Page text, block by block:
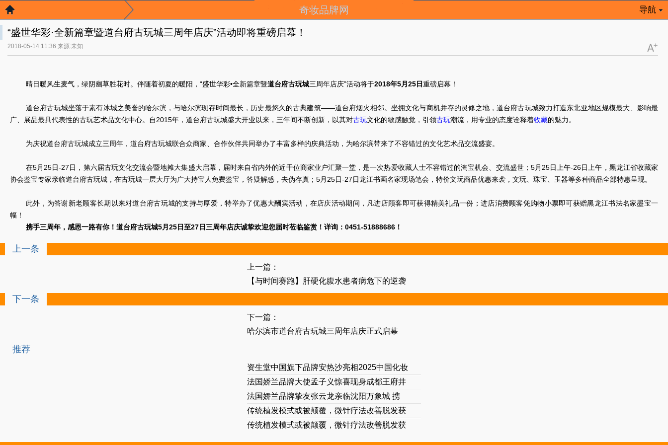
奇妆品牌网 导航
“盛世华彩·全新篇章暨道台府古玩城三周年店庆”活动即将重磅启幕！
2018-05-14 11:36 来源:未知
晴日暖风生麦气，绿阴幽草胜花时。伴随着初夏的暖阳，“盛世华彩•全新篇章暨道台府古玩城三周年店庆”活动将于2018年5月25日重磅启幕！
道台府古玩城坐落于素有冰城之美誉的哈尔滨，与哈尔滨现存时间最长，历史最悠久的古典建筑——道台府烟火相邻。坐拥文化与商机并存的灵修之地，道台府古玩城致力打造东北亚地区规模最大、影响最
广、展品最具代表性的古玩艺术品文化中心。自2015年，道台府古玩城盛大开业以来，三年间不断创新，以其对古玩文化的敏感触觉，引领古玩潮流，用专业的态度诠释着收藏的魅力。
为庆祝道台府古玩城成立三周年，道台府古玩城联合众商家、合作伙伴共同举办了丰富多样的庆典活动，为哈尔滨带来了不容错过的文化艺术品交流盛宴。
在5月25日-27日，第六届古玩文化交流会暨地摊大集盛大启幕，届时来自省内外的近千位商家业户汇聚一堂，是一次热爱收藏人士不容错过的淘宝机会、交流盛世；5月25日上午-26日上午，黑龙江省收藏家
协会鉴宝专家亲临道台府古玩城，在古玩城一层大厅为广大持宝人免费鉴宝，答疑解惑，去伪存真；5月25日-27日龙江书画名家现场笔会，特价文玩商品优惠来袭，文玩、珠宝、玉器等多种商品全部特惠呈现。
此外，为答谢新老顾客长期以来对道台府古玩城的支持与厚爱，特举办了优惠大酬宾活动，在店庆活动期间，凡进店顾客即可获得精美礼品一份；进店消费顾客凭购物小票即可获赠黑龙江书法名家墨宝一
幅！
携手三周年，感恩一路有你！道台府古玩城5月25日至27日三周年店庆诚挚欢迎您届时莅临鉴赏！ 详询：0451-51888686！
上一条
上一篇：
【与时间赛跑】肝硬化腹水患者病危下的逆袭
下一条
下一篇：
哈尔滨市道台府古玩城三周年店庆正式启幕
推荐
资生堂中国旗下品牌安热沙亮相2025中国化妆
法国娇兰品牌大使孟子义惊喜现身成都王府井
法国娇兰品牌挚友张云龙亲临沈阳万象城 携
传统植发模式或被颠覆，微针疗法改善脱发获
传统植发模式或被颠覆，微针疗法改善脱发获